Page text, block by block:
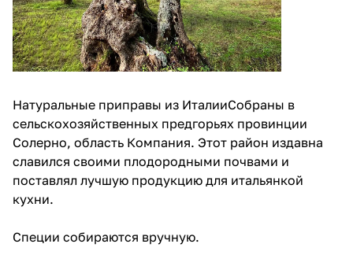
Натуральные приправы из ИталииСобраны в
сельскохозяйственных предгорьях провинции
Солерно, область Компания. Этот район издавна
славился своими плодородными почвами и
поставлял лучшую продукцию для итальянкой
кухни.
Специи собираются вручную.